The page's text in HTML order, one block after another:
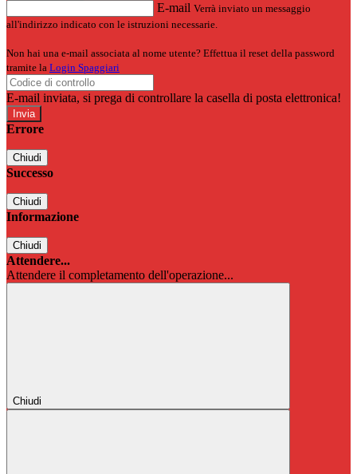
E-mail Verrà inviato un messaggio
all'indirizzo indicato con le istruzioni necessarie.
Non hai una e-mail associata al nome utente? Effettua il reset della password
tramite la Login Spaggiari
E-mail inviata, si prega di controllare la casella di posta elettronica!
Errore
Chiudi
Successo
Chiudi
Informazione
Chiudi
Attendere...
Attendere il completamento dell'operazione...
Chiudi